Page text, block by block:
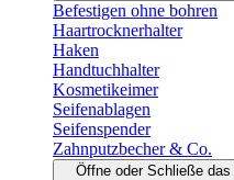
Befestigen ohne bohren
Haartrocknerhalter
Haken
Handtuchhalter
Kosmetikeimer
Seifenablagen
Seifenspender
Zahnputzbecher & Co.
Öffne oder Schließe